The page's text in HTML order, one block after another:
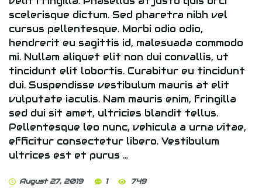
scelerisque dictum. Sed pharetra nibh vel
cursus pellentesque. Morbi odio odio,
hendrerit eu sagittis id, malesuada commodo
mi. Nullam aliquet elit non dui convallis, ut
tincidunt elit lobortis. Curabitur eu tincidunt
dui. Suspendisse vestibulum mauris at elit
vulputate iaculis. Nam mauris enim, fringilla
sed dui sit amet, ultricies blandit tellus.
Pellentesque leo nunc, vehicula a urna vitae,
efficitur consectetur libero. Vestibulum
ultrices est et purus …
August 27, 2019 1 749